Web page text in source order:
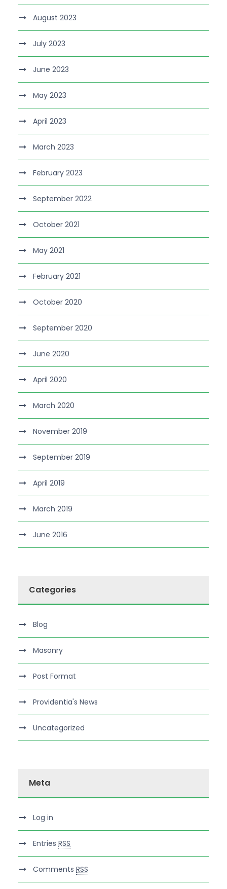
August 2023
July 2023
June 2023
May 2023
April 2023
March 2023
February 2023
September 2022
October 2021
May 2021
February 2021
October 2020
September 2020
June 2020
April 2020
March 2020
November 2019
September 2019
April 2019
March 2019
June 2016
Categories
Blog
Masonry
Post Format
Providentia's News
Uncategorized
Meta
Log in
Entries RSS
Comments RSS